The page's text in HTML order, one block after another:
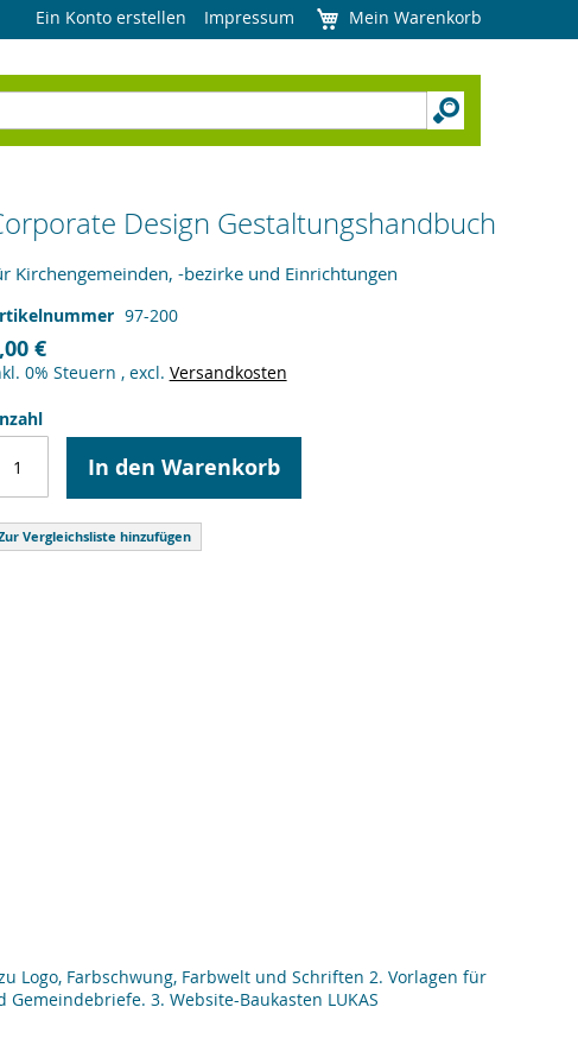
Ein Konto erstellen Impressum Mein Warenkorb
Design Gestaltungshandbuch
Kirchengemeinden, -bezirke und Einrichtungen
97-200
€
0% Steuern , excl. Versandkosten
In den Warenkorb
Vergleichsliste hinzufügen
Logo, Farbschwung, Farbwelt und Schriften 2. Vorlagen für
3. Website-Baukasten LUKAS